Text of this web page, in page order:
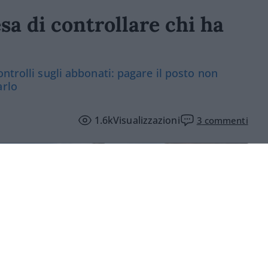
di controllare chi ha
sugli abbonati: pagare il posto non
1.6kVisualizzazioni 3 commenti